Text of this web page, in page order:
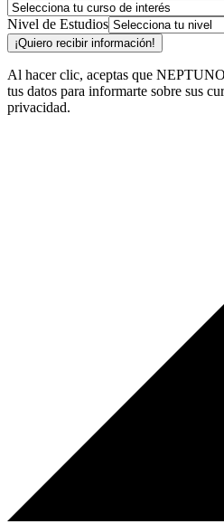
Nivel de Estudios
¡Quiero recibir información!
Al hacer clic, aceptas que
tus datos para informarte sobre sus
privacidad.